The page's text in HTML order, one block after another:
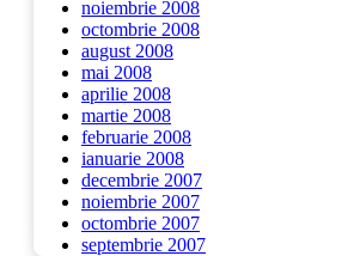
noiembrie 2008
octombrie 2008
august 2008
mai 2008
aprilie 2008
martie 2008
februarie 2008
ianuarie 2008
decembrie 2007
noiembrie 2007
octombrie 2007
septembrie 2007